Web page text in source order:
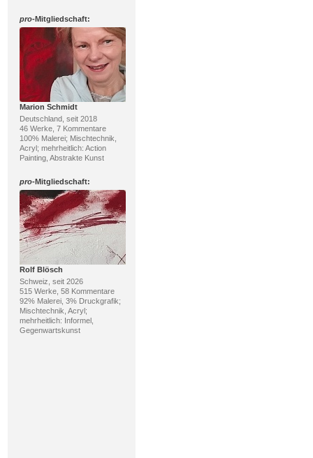
pro-Mitgliedschaft:
Marion Schmidt
Deutschland, seit 2018
46 Werke, 7 Kommentare
100% Malerei; Mischtechnik,
Acryl; mehrheitlich: Action
Painting, Abstrakte Kunst
pro-Mitgliedschaft:
Rolf Blösch
Schweiz, seit 2026
515 Werke, 58 Kommentare
92% Malerei, 3% Druckgrafik;
Mischtechnik, Acryl;
mehrheitlich: Informel,
Gegenwartskunst